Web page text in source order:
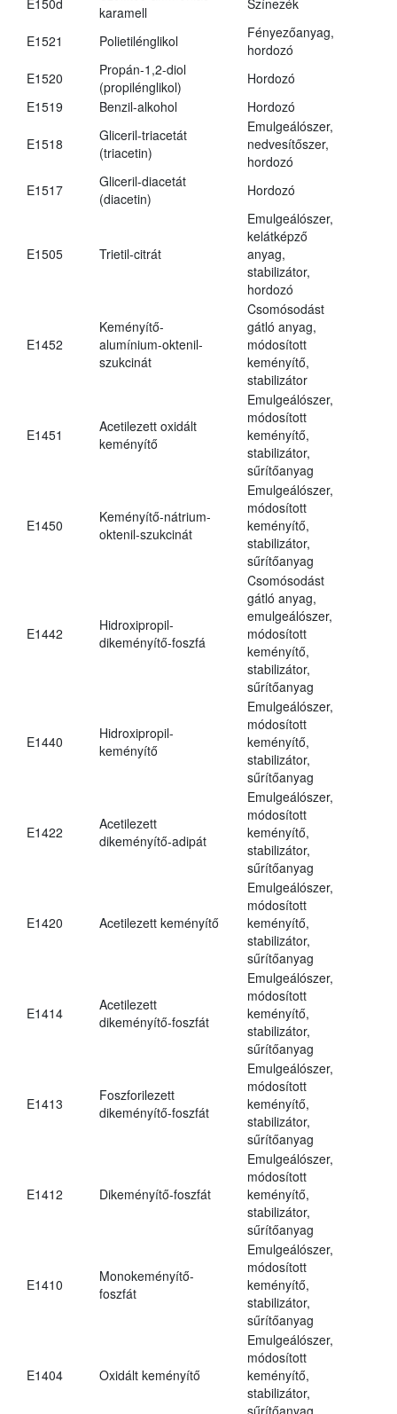
karamell
E1521 Polietilénglikol
Fényezőanyag,
hordozó
E1520
Propán-1,2-diol
(propilénglikol)
Hordozó
E1519
Benzil-alkohol Hordozó
E1518
Gliceril-triacetát
(triacetin)
Emulgeálószer,
nedvesítőszer,
hordozó
E1517
Gliceril-diacetát
(diacetin)
Hordozó
E1505 Trietil-citrát
Emulgeálószer,
kelátképző
anyag,
stabilizátor,
hordozó
E1452
Keményítő-
alumínium-oktenil-
szukcinát
Csomósodást
gátló anyag,
módosított
keményítő,
stabilizátor
E1451
Acetilezett oxidált
keményítő
Emulgeálószer,
módosított
keményítő,
stabilizátor,
sűrítőanyag
E1450
Keményítő-nátrium-
oktenil-szukcinát
Emulgeálószer,
módosított
keményítő,
stabilizátor,
sűrítőanyag
E1442
Hidroxipropil-
dikeményítő-foszfá
Csomósodást
gátló anyag,
emulgeálószer,
módosított
keményítő,
stabilizátor,
sűrítőanyag
E1440
Hidroxipropil-
keményítő
Emulgeálószer,
módosított
keményítő,
stabilizátor,
sűrítőanyag
E1422
Acetilezett
dikeményítő-adipát
Emulgeálószer,
módosított
keményítő,
stabilizátor,
sűrítőanyag
E1420 Acetilezett keményítő
Emulgeálószer,
módosított
keményítő,
stabilizátor,
sűrítőanyag
E1414
Acetilezett
dikeményítő-foszfát
Emulgeálószer,
módosított
keményítő,
stabilizátor,
sűrítőanyag
E1413
Foszforilezett
dikeményítő-foszfát
Emulgeálószer,
módosított
keményítő,
stabilizátor,
sűrítőanyag
E1412 Dikeményítő-foszfát
Emulgeálószer,
módosított
keményítő,
stabilizátor,
sűrítőanyag
E1410
Monokeményítő-
foszfát
Emulgeálószer,
módosított
keményítő,
stabilizátor,
sűrítőanyag
E1404 Oxidált keményítő
Emulgeálószer,
módosított
keményítő,
stabilizátor,
sűrítőanyag